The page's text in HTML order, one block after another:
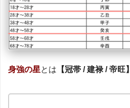
身強の星とは 【冠帯 / 建禄 / 帝旺】